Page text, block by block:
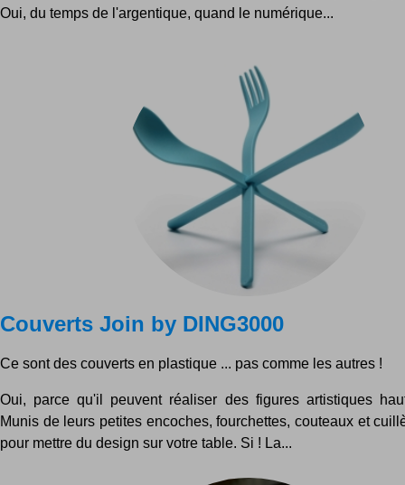
Oui, du temps de l'argentique, quand le numérique...
Couverts Join by DING3000
Ce sont des couverts en plastique ... pas comme les autres !
Oui, parce qu'il peuvent réaliser des figures artistiques
Munis de leurs petites encoches, fourchettes, couteaux et
pour mettre du design sur votre table. Si ! La...